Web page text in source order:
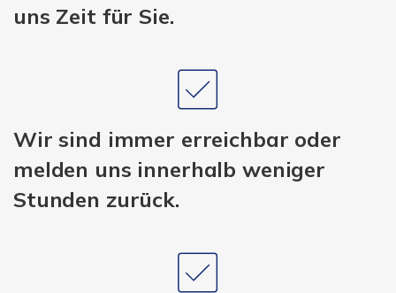
uns Zeit für Sie.
Wir sind immer erreichbar oder
melden uns innerhalb weniger
Stunden zurück.